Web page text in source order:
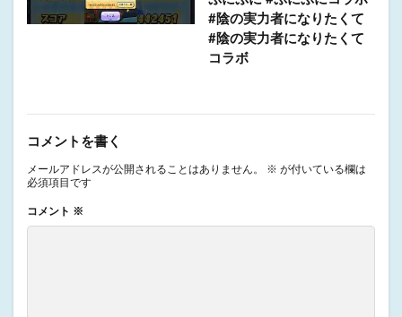
#陰の実力者になりたくて
#陰の実力者になりたくて
コラボ
コメントを書く
メールアドレスが公開されることはありません。 ※ が付いている欄は
必須項目です
コメント ※